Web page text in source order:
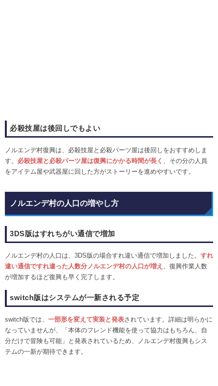
必殺技屋は後回しでもよい
ノルエンデ村復興は、必殺技屋と必殺パーツ屋は後回しをおすすめしま
す。 必殺技屋と必殺パーツ屋は復興にかかる時間が長く
、その分の人員
をアイテム屋や武器屋に回した方がストーリーを進めやすいです。
ノルエンデ村の人口の増やし方
3DS版はすれちがい通信で増加
ノルエンデ村の人口は、3DS版の場合すれ違い通信で増加しました。 すれ
違い通信ですれ違った人数分ノルエンデ村の人口が増え
、復興作業人数
が増加するほど復興も早く完了します。
switch版はシステムが一新される予定
switch版では、 一部形を変えて実装と発表されています。詳細は明らかに
なっていませんが、「本体のフレンド機能を使って協力はもちろん、自
分だけで冒険も可能」と発表されているため、ノルエンデ村復興もシス
テムの一新が期待できます。